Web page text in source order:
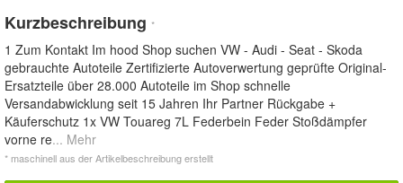
Kurzbeschreibung *
1 Zum Kontakt Im hood Shop suchen VW - Audi - Seat - Skoda
gebrauchte Autoteile Zertifizierte Autoverwertung geprüfte Original-
Ersatzteile über 28.000 Autoteile im Shop schnelle
Versandabwicklung seit 15 Jahren Ihr Partner Rückgabe +
Käuferschutz 1x VW Touareg 7L Federbein Feder Stoßdämpfer
vorne re... Mehr
* maschinell aus der Artikelbeschreibung erstellt